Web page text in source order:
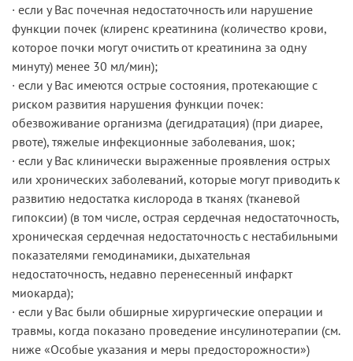
· если у Вас почечная недостаточность или нарушение
функции почек (клиренс креатинина (количество крови,
которое почки могут очистить от креатинина за одну
минуту) менее 30 мл/мин);
· если у Вас имеются острые состояния, протекающие с
риском развития нарушения функции почек:
обезвоживание организма (дегидратация) (при диарее,
рвоте), тяжелые инфекционные заболевания, шок;
· если у Вас клинически выраженные проявления острых
или хронических заболеваний, которые могут приводить к
развитию недостатка кислорода в тканях (тканевой
гипоксии) (в том числе, острая сердечная недостаточность,
хроническая сердечная недостаточность с нестабильными
показателями гемодинамики, дыхательная
недостаточность, недавно перенесенный инфаркт
миокарда);
· если у Вас были обширные хирургические операции и
травмы, когда показано проведение инсулинотерапии (см.
ниже «Особые указания и меры предосторожности»)